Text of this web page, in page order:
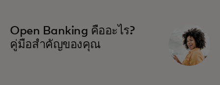
Open Banking คืออะไร?
คู่มือสำคัญของคุณ